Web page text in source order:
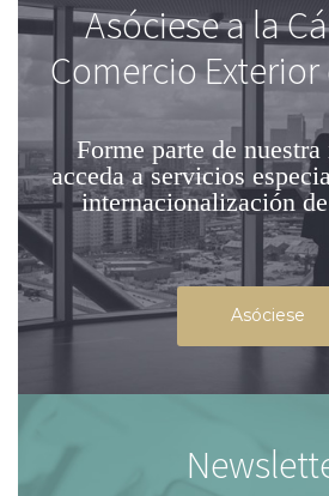
Asóciese a la
Comercio Exterior
Forme parte de
acceda a servicios
internacionalización
Asóciese